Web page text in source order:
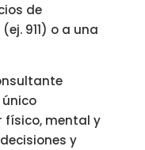
de
911) o a una
físico, mental y
y